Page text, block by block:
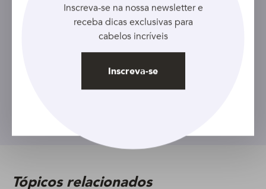
Cadastre seu e-mail e receba as
últimas novidades, além de
descontos exclusivos!
Tópicos relacionados
Inscreva-se na nossa newsletter e
receba dicas exclusivas para
cabelos incríveis
Inscreva-se